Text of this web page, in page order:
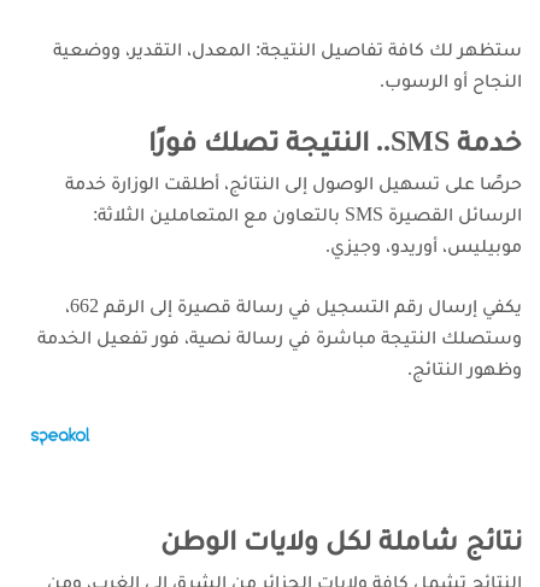
ستظهر لك كافة تفاصيل النتيجة: المعدل، التقدير، ووضعية
النجاح أو الرسوب.
خدمة SMS.. النتيجة تصلك فورًا
حرصًا على تسهيل الوصول إلى النتائج، أطلقت الوزارة خدمة
الرسائل القصيرة SMS بالتعاون مع المتعاملين الثلاثة:
موبيليس، أوريدو، وجيزي.
يكفي إرسال رقم التسجيل في رسالة قصيرة إلى الرقم 662،
وستصلك النتيجة مباشرة في رسالة نصية، فور تفعيل الخدمة
وظهور النتائج.
نتائج شاملة لكل ولايات الوطن
النتائج تشمل كافة ولايات الجزائر من الشرق إلى الغرب، ومن